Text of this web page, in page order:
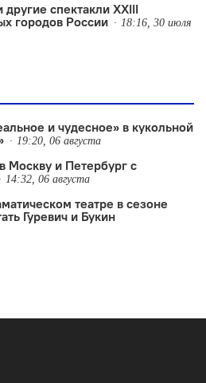
спектакли XXIII
городов России
18:16, 30 июля
и чудесное» в кукольной
19:20, 06 августа
Москву и Петербург с
14:32, 06 августа
театре в сезоне
Гуревич и Букин